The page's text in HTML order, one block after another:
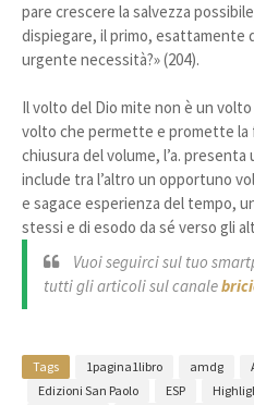
pare crescere la salvezza
dispiegare, il primo, esattamente
urgente necessità?» (204).
Il volto del Dio mite non è un
volto che permette e promette la
chiusura del volume, l’a.
include tra l’altro un opportuno
e sagace esperienza del tempo,
stessi e di esodo da sé verso gli
Vuoi seguirci sul tuo
tutti gli articoli sul canale
Tags 1pagina1libro amdg
Edizioni San Paolo
ESP